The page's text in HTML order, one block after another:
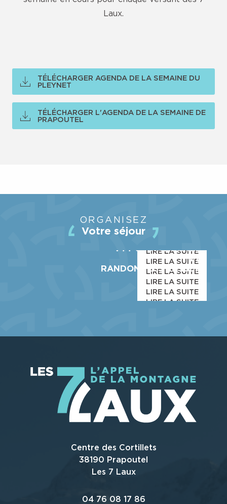
Laux.
TÉLÉCHARGER AGENDA DE LA SEMAINE DU
PLEYNET
TÉLÉCHARGER L'AGENDA DE LA SEMAINE DE
PRAPOUTEL
ORGANISEZ
Votre séjour
LIRE LA SUITE
LIRE LA SUITE
COMMERCES & SERVICES
LIRE LA SUITE
VTT & RANDONNÉES
LIRE LA SUITE
VTT
LIRE LA SUITE
RANDONNÉES EN ISERE
LIRE LA SUITE
Centre des Cortillets
38190 Prapoutel
Les 7 Laux
04 76 08 17 86